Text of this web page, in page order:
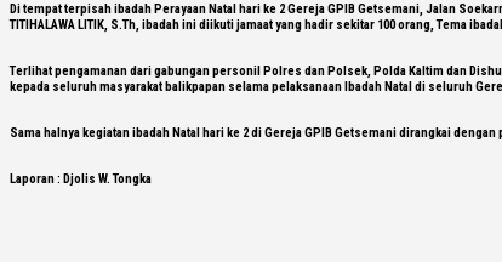
Di tempat terpisah ibadah Perayaan Natal hari ke 2 Gereja GPIB Getsemani, Jalan
TITIHALAWA LITIK, S.Th, ibadah ini diikuti jamaat yang hadir sekitar 100 orang, Tema
Terlihat pengamanan dari gabungan personil Polres dan Polsek, Polda Kaltim dan
kepada seluruh masyarakat balikpapan selama pelaksanaan Ibadah Natal di seluruh
Sama halnya kegiatan ibadah Natal hari ke 2 di Gereja GPIB Getsemani dirangkai
Laporan : Djolis W. Tongka